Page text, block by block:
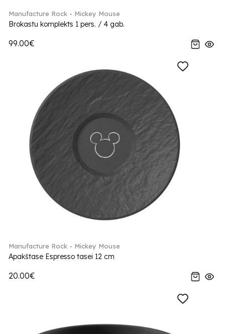
Manufacture Rock - Mickey Mouse
Brokastu komplekts 1 pers. / 4 gab.
99.00€
Manufacture Rock - Mickey Mouse
Apakštase Espresso tasei 12 cm
20.00€